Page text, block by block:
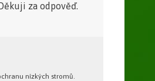
za odpověď.
nízkých stromů.